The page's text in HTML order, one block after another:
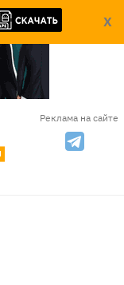
X
Реклама на сайте